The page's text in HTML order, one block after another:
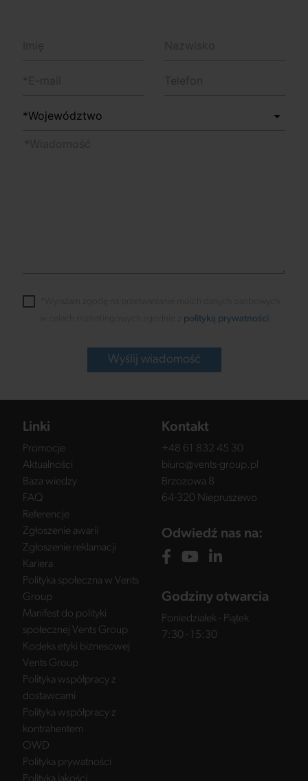
polityką prywatności
Wyślij wiadomość
Linki
Promocje
Aktualności
Baza wiedzy
FAQ
Referencje
Zgłoszenie awarii
Zgłoszenie reklamacji
Kariera
Polityka społeczna w Vents
Group
Manifest do polityki
społecznej Vents Group
Kodeks etyki biznesowej
Vents Group
Polityka współpracy z
dostawcami
Polityka współpracy z
kontrahentem
OWD
Polityka prywatności
Kontakt
+48 61 832 45 30
biuro@vents-group.pl
Brzozowa 8
64-320 Niepruszewo
Odwiedź nas na:
Godziny otwarcia
Poniedziałek - Piątek
7:30 - 15:30